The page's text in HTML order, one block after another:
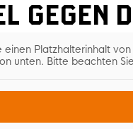
gegen
einen Platzhalterinhalt
unten. Bitte beachten